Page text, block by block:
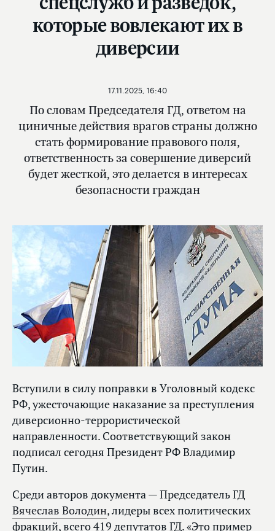
которые вовлекают их в
диверсии
По словам Председателя ГД, ответом на
циничные действия врагов страны должно
стать формирование правового поля,
ответственность за совершение диверсий
будет жесткой, это делается в интересах
безопасности граждан
17.11.2025, 16:40
Вступили в силу поправки в Уголовный кодекс
РФ, ужесточающие наказание за преступления
диверсионно-террористической
направленности. Соответствующий закон
подписал сегодня Президент РФ Владимир
Путин.
Среди авторов документа — Председатель ГД
Вячеслав Володин, лидеры всех политических
фракций, всего 419 депутатов ГД. «Это пример